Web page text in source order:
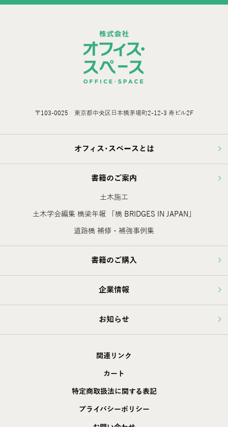
〒103-0025 東京都中央区日本橋茅場町2-12-3 寿ビル2F
オフィス･スペースとは
書籍のご案内
土木施工
土木学会編集 橋梁年報 「橋 BRIDGES IN JAPAN」
道路橋 補修・補強事例集
書籍のご購入
企業情報
お知らせ
関連リンク
カート
特定商取扱法に関する表記
プライバシーポリシー